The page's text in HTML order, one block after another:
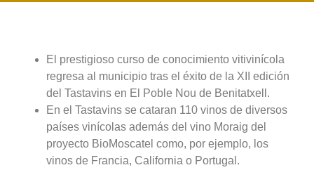
El prestigioso curso de conocimiento vitivinícola
regresa al municipio tras el éxito de la XII edición
del Tastavins en El Poble Nou de Benitatxell.
En el Tastavins se cataran 110 vinos de diversos
países vinícolas además del vino Moraig del
proyecto BioMoscatel como, por ejemplo, los
vinos de Francia, California o Portugal.